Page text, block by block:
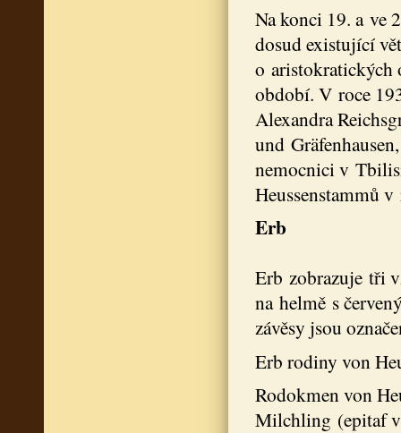
Na konci 19. a ve
dosud existující
o aristokratických
období. V roce
Alexandra
und
nemocnici v
Heussenstammů
Erb
Erb zobrazuje tři
na helmě s
závěsy jsou
Erb rodiny von
Rodokmen von
Milchling (epitaf v